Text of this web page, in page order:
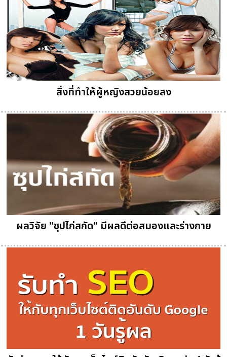
สิ่งที่ทำให้ผู้หญิงสวยน้อยลง
ผลวิจัย "ซุปไก่สกัด" มีผลดีต่อสมองและร่างกาย